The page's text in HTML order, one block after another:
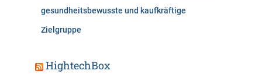
gesundheitsbewusste und kaufkräftige
Zielgruppe
HightechBox